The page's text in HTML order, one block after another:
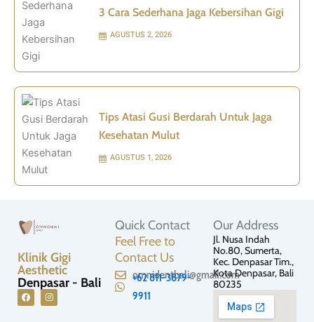
3 Cara Sederhana Jaga Kebersihan Gigi
AGUSTUS 2, 2026
Tips Atasi Gusi Berdarah Untuk Jaga
Kesehatan Mulut
AGUSTUS 1, 2026
Klinik Gigi
Aesthetic
Denpasar - Bali
Quick Contact
Feel Free to
Contact Us
omnidentbali@gmail.com
+62 811-3879-
9911
Our Address
Jl. Nusa Indah
No.80, Sumerta,
Kec. Denpasar Tim.,
Kota Denpasar, Bali
80235